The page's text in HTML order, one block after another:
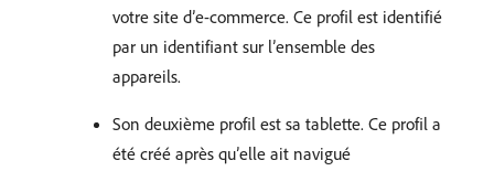
votre site d’e-commerce. Ce profil est identifié
par un identifiant sur l’ensemble des
appareils.
Son deuxième profil est sa tablette. Ce profil a
été créé après qu’elle ait navigué